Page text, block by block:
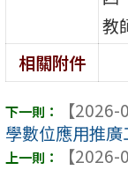
教
相關附件
【2026-
學數位應用推廣
【2026-